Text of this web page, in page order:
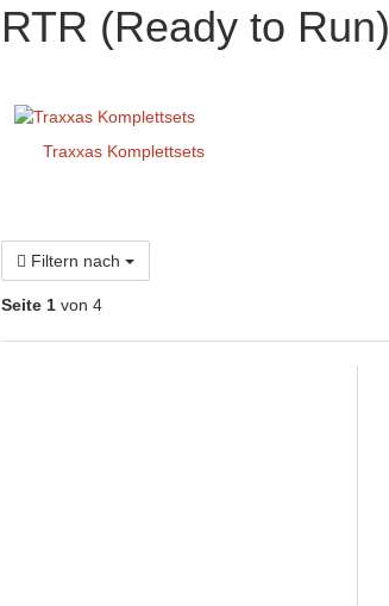
RTR (Ready to Run)
Traxxas Komplettsets
Filtern nach
Seite 1 von 4